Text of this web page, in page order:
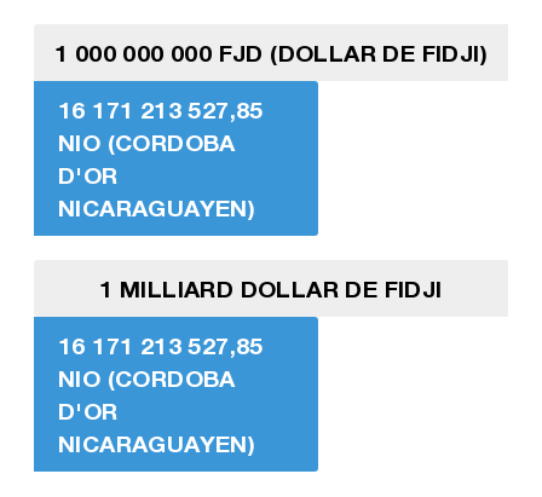
1 000 000 000 FJD (DOLLAR DE FIDJI)
16 171 213 527,85
NIO (CORDOBA
D'OR
NICARAGUAYEN)
1 MILLIARD DOLLAR DE FIDJI
16 171 213 527,85
NIO (CORDOBA
D'OR
NICARAGUAYEN)